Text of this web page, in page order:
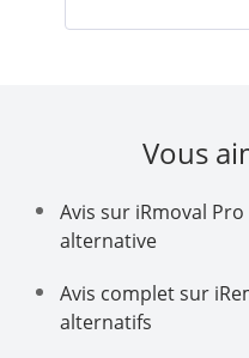
Vous
Avis sur iRmoval
alternative
Avis complet sur
alternatifs